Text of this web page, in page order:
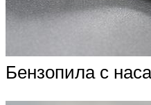
Бензопила с